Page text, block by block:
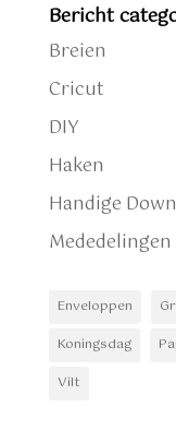
Bericht
Breien
Cricut
DIY
Haken
Handige
Mededelingen
Enveloppen
Koningsdag
Vilt